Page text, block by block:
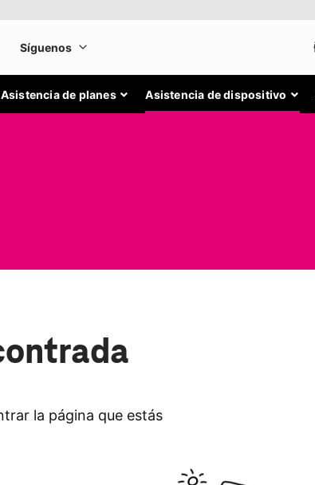
Asistencia de planes Asistencia de dispositivo